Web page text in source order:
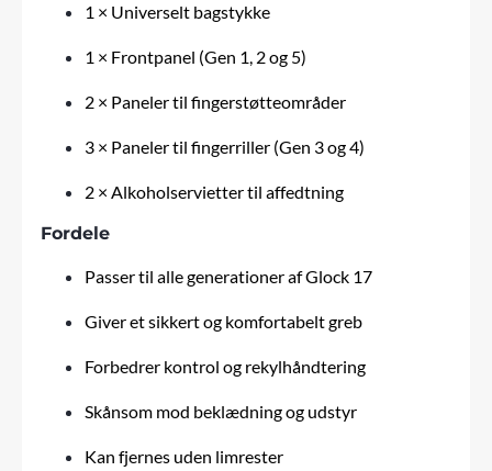
1 × Universelt bagstykke
1 × Frontpanel (Gen 1, 2 og 5)
2 × Paneler til fingerstøtteområder
3 × Paneler til fingerriller (Gen 3 og 4)
2 × Alkoholservietter til affedtning
Fordele
Passer til alle generationer af Glock 17
Giver et sikkert og komfortabelt greb
Forbedrer kontrol og rekylhåndtering
Skånsom mod beklædning og udstyr
Kan fjernes uden limrester